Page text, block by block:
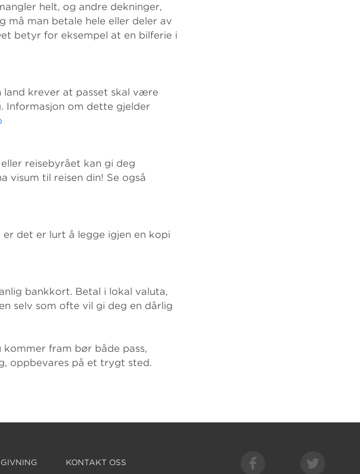
helt, og andre dekninger,
må man betale hele eller deler av
betyr for eksempel at en bilferie i
land krever at passet skal være
Informasjon om dette gjelder
reisebyrået kan gi deg
visum til reisen din! Se også
det er lurt å legge igjen en kopi
bankkort. Betal i lokal valuta,
selv som ofte vil gi deg en dårlig
fram bør både pass,
oppbevares på et trygt sted.
KONTAKT OSS